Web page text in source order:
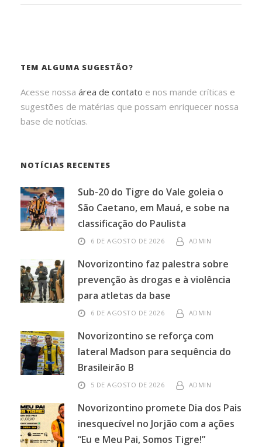
TEM ALGUMA SUGESTÃO?
Acesse nossa área de contato e nos mande críticas e
sugestões de matérias que possam enriquecer nossa
base de notícias.
NOTÍCIAS RECENTES
Sub-20 do Tigre do Vale goleia o
São Caetano, em Mauá, e sobe na
classificação do Paulista
6 DE AGOSTO DE 2026 ADMIN
Novorizontino faz palestra sobre
prevenção às drogas e à violência
para atletas da base
6 DE AGOSTO DE 2026 ADMIN
Novorizontino se reforça com
lateral Madson para sequência do
Brasileirão B
5 DE AGOSTO DE 2026 ADMIN
Novorizontino promete Dia dos Pais
inesquecível no Jorjão com a ações
“Eu e Meu Pai, Somos Tigre!”